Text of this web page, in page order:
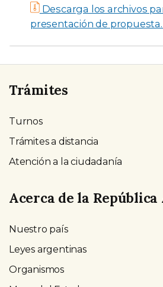
Descarga los archivos
presentación de propuesta.
Trámites
Turnos
Trámites a distancia
Atención a la ciudadanía
Acerca de la
Nuestro país
Leyes argentinas
Organismos